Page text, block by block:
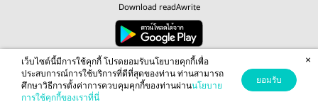
Download readAwrite
© 2026 readAwrite.com by MEB Corporation Public Company Limited
This site is protected by reCAPTCHA and the Google Privacy Policy Terms of Serviceapply.
เว็บไซต์นี้มีการใช้คุกกี้ โปรดยอมรับนโยบายคุกกี้เพื่อ
ประสบการณ์การใช้บริการที่ดีที่สุดของท่าน ท่านสามารถ
ศึกษาวิธีการตั้งค่าการควบคุมคุกกี้ของท่านผ่านนโยบาย
การใช้คุกกี้ของเราที่นี่
ยอมรับ
×